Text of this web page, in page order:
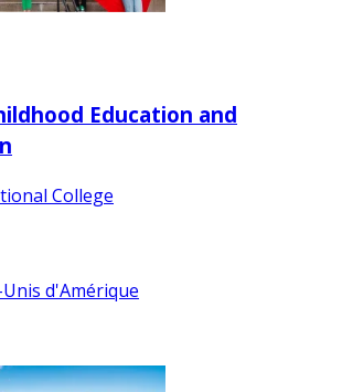
Education and
College
d'Amérique